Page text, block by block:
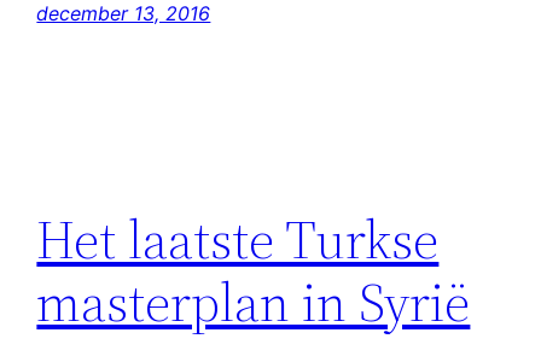
december 13, 2016
Het laatste Turkse
masterplan in Syrië